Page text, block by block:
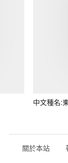
中文種名:
關於本站